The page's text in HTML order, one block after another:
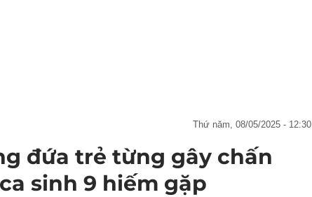
thứ năm, 08/05/2025 - 12:30
đứa trẻ từng gây chấn
sinh 9 hiếm gặp